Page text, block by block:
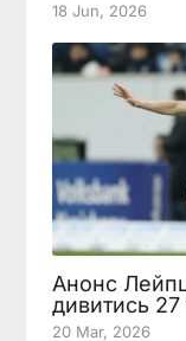
18 Jun, 2026
Анонс
дивитись 27
20 Mar, 2026